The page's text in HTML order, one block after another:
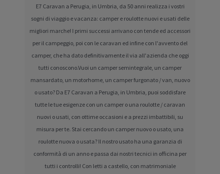
E7 Caravan a Perugia, in Umbria, da 50 anni realizza i vostri
sogni di viaggio e vacanza: camper e roulotte nuovi e usati delle
migliori marche! I primi successi arrivano con tende ed accessori
per il campeggio, poi con le caravan ed infine con l'avvento del
camper, che ha dato definitivamente il via all'azienda che oggi
tutti conoscono.Vuoi un camper semintegrale, un camper
mansardato, un motorhome, un camper furgonato / van, nuovo
o usato? Da E7 Caravan a Perugia, in Umbria, puoi soddisfare
tutte le tue esigenze con un camper o una roulotte / caravan
nuovi o usati, con ottime occasioni e a prezzi imbattibili, su
misura per te. Stai cercando un camper nuovo o usato, una
roulotte nuova o usata? Il nostro usato ha una garanzia di
conformità di un anno e passa dai nostri tecnici in officina per
tutti i controlli! Con letti a castello, con matrimoniale